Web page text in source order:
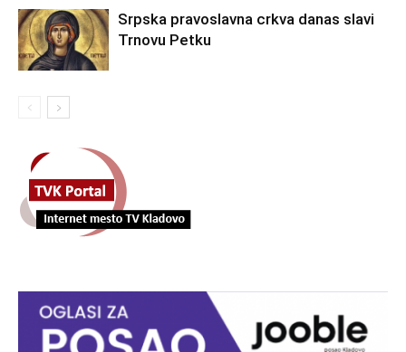
Srpska pravoslavna crkva danas slavi
Trnovu Petku